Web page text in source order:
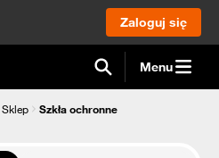
Zaloguj się
Menu
Sklep Szkła ochronne